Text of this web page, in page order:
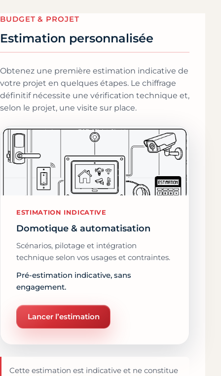
BUDGET & PROJET
Estimation personnalisée
Obtenez une première estimation indicative de
votre projet en quelques étapes. Le chiffrage
définitif nécessite une vérification technique et,
selon le projet, une visite sur place.
ESTIMATION INDICATIVE
Domotique & automatisation
Scénarios, pilotage et intégration
technique selon vos usages et contraintes.
Pré-estimation indicative, sans
engagement.
Lancer l’estimation
Cette estimation est indicative et ne constitue